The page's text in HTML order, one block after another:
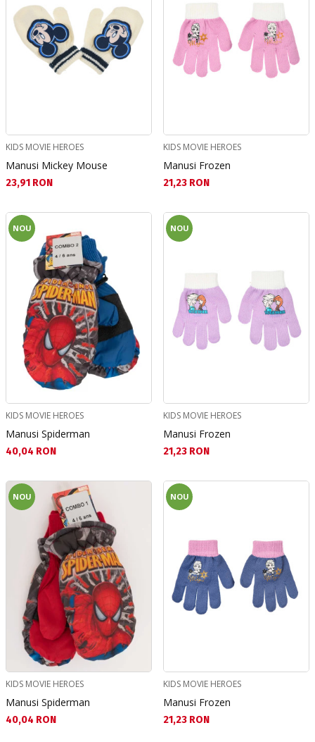
KIDS MOVIE HEROES
Manusi Mickey Mouse
Текуща цена:
23,91 RON
KIDS MOVIE HEROES
Manusi Frozen
Текуща цена:
21,23 RON
NOU
KIDS MOVIE HEROES
Manusi Spiderman
Текуща цена:
40,04 RON
NOU
KIDS MOVIE HEROES
Manusi Frozen
Текуща цена:
21,23 RON
NOU
KIDS MOVIE HEROES
Manusi Spiderman
Текуща цена:
40,04 RON
NOU
KIDS MOVIE HEROES
Manusi Frozen
Текуща цена:
21,23 RON